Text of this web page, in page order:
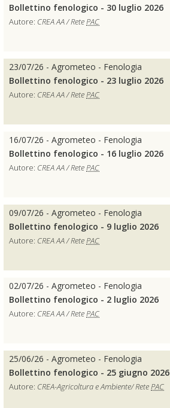
Bollettino fenologico - 30 luglio 2026
Autore: CREA AA / Rete PAC
23/07/26 - Agrometeo - Fenologia
Bollettino fenologico - 23 luglio 2026
Autore: CREA AA / Rete PAC
16/07/26 - Agrometeo - Fenologia
Bollettino fenologico - 16 luglio 2026
Autore: CREA AA / Rete PAC
09/07/26 - Agrometeo - Fenologia
Bollettino fenologico - 9 luglio 2026
Autore: CREA AA / Rete PAC
02/07/26 - Agrometeo - Fenologia
Bollettino fenologico - 2 luglio 2026
Autore: CREA AA / Rete PAC
25/06/26 - Agrometeo - Fenologia
Bollettino fenologico - 25 giugno 2026
Autore: CREA-Agricoltura e Ambiente/ Rete PAC